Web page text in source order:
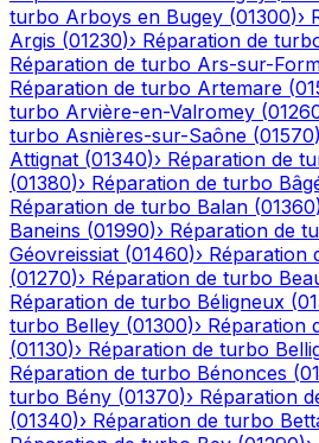
turbo Arboys en Bugey (01300)›
Argis (01230)› Réparation de
Réparation de turbo Ars-sur-
Réparation de turbo Artemare (
turbo Arvière-en-Valromey (
turbo Asnières-sur-Saône (01570)
Attignat (01340)› Réparation de
(01380)› Réparation de turbo
Réparation de turbo Balan (01360
Baneins (01990)› Réparation de
Géovreissiat (01460)› Réparation
(01270)› Réparation de turbo
Réparation de turbo Béligneux (
turbo Belley (01300)› Réparation
(01130)› Réparation de turbo
Réparation de turbo Bénonces (
turbo Bény (01370)› Réparation
(01340)› Réparation de turbo